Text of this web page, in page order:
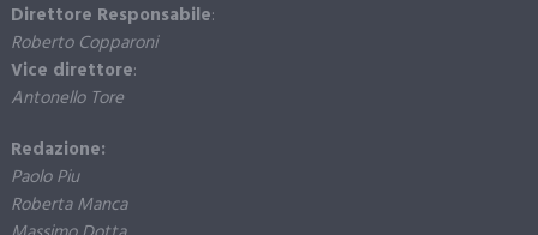
Direttore Responsabile:
Roberto Copparoni
Vice direttore:
Antonello Tore
Redazione:
Paolo Piu
Roberta Manca